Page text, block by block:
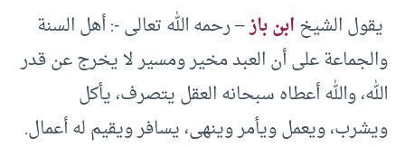
يقول الشيخابن باز– رحمه الله تعالى -: أهل السنة
والجماعة على أن العبد مخير ومسير لا يخرج عن قدر
الله، والله أعطاه سبحانه العقل يتصرف، يأكل
ويشرب، ويعمل ويأمر وينهى، يسافر ويقيم له أعمال.